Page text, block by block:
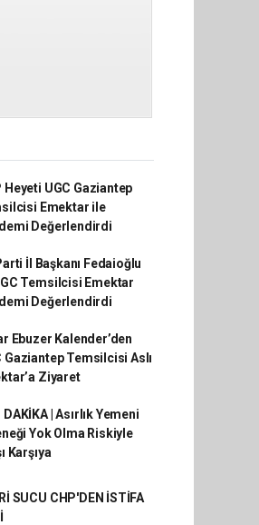
Heyeti UGC Gaziantep
Emektar ile
Değerlendirdi
İl Başkanı Fedaioğlu
Temsilcisi Emektar
Değerlendirdi
Ebuzer Kalender’den
Gaziantep Temsilcisi Aslı
Ziyaret
DAKİKA | Asırlık Yemeni
Yok Olma Riskiyle
Karşıya
SUCU CHP'DEN İSTİFA